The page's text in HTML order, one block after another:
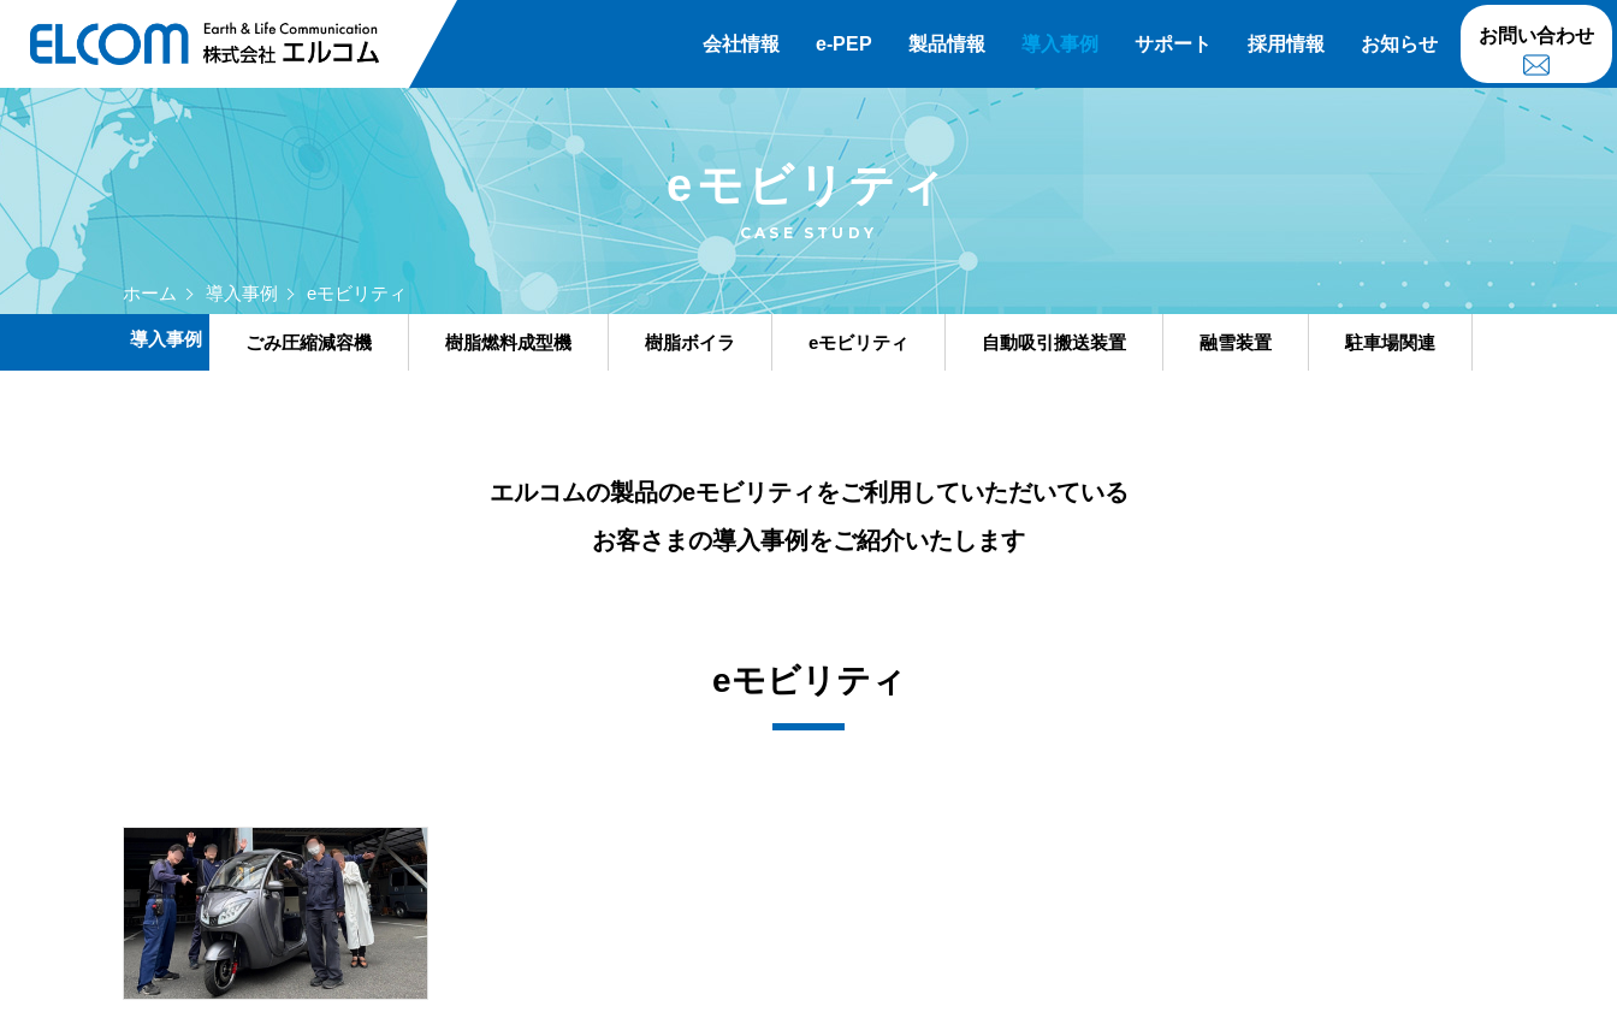
会社情報 e-PEP 製品情報 導入事例 サポート 採用情報 お知らせ お問い合わせ
eモビリティ
CASE STUDY
ホーム 導入事例 eモビリティ
導入事例 ごみ圧縮減容機 樹脂燃料成型機 樹脂ボイラ eモビリティ 自動吸引搬送装置 融雪装置 駐車場関連
エルコムの製品のeモビリティをご利用していただいている
お客さまの導入事例をご紹介いたします
eモビリティ